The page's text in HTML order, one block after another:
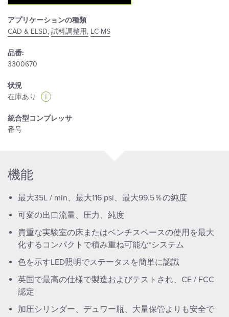
アプリケーションの種類
CAD & ELSD, 試料調整用, LC-MS
品番:
3300670
状況
在庫あり
i
統合型コンプレッサ
番号
機能
最大35L / min、最大116 psi、最大99.5％の純度
可変の出口流量、圧力、純度
貴重な実験室の床またはベンチスペースの使用を最大
化するコンパクトで積み重ね可能な*システム
色を示すLED照明でステータスを簡単に認識
英国で最高の仕様で製造およびテストされ、CE / FCC
認定
加圧シリンダー、デュワー瓶、大量保管よりも安全で